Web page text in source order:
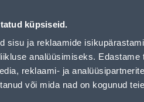
küpsiseid.
sisu ja reklaamide
analüüsimiseks.
reklaami- ja
või mida nad on kogunud
has loaded